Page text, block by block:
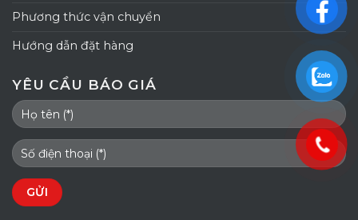
Phương thức vận chuyển
Hướng dẫn đặt hàng
YÊU CẦU BÁO GIÁ